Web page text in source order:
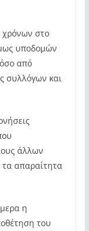
στο
υποδομών
από
συλλόγων και
άλλων
απαραίτητα
η
του